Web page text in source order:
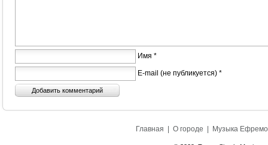
Имя *
E-mail (не публикуется) *
Главная О городе Музыка